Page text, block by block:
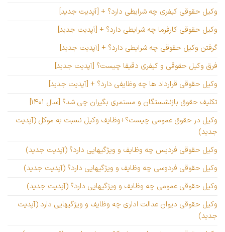
وکیل حقوقی کیفری چه شرایطی دارد؟ + [آپدیت جدید]
وکیل حقوقی کارفرما چه شرایطی دارد؟ + [آپدیت جدید]
گرفتن وکیل حقوقی چه شرایطی دارد؟ + [آپدیت جدید]
فرق وکیل حقوقی و کیفری دقیقا چیست؟ [آپدیت جدید]
وکیل حقوقی قرارداد ها چه وظایفی دارد؟ + [آپدیت جدید]
تکلیف حقوق بازنشستگان و مستمری بگیران چی شد؟ [سال ۱۴۰۱]
وکیل در حقوق عمومی چیست؟+وظایف وکیل نسبت به موکل (آپدیت
جدید)
وکیل حقوقی فردیس چه وظایف و ویژگیهایی دارد؟ (آپدیت جدید)
وکیل حقوقی فردوسی چه وظایف و ویژگیهایی دارد؟ (آپدیت جدید)
وکیل حقوقی عمومی چه وظایف و ویژگیهایی دارد؟ (آپدیت جدید)
وکیل حقوقی دیوان عدالت اداری چه وظایف و ویژگیهایی دارد (آپدیت
جدید)